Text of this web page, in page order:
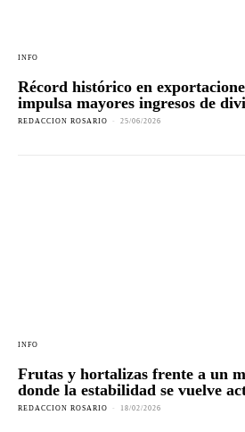
INFO
Récord histórico en
impulsa mayores ingresos de
REDACCION ROSARIO - 25/06/2026
INFO
Frutas y hortalizas frente a un
donde la estabilidad se vuelve
REDACCION ROSARIO - 18/02/2026